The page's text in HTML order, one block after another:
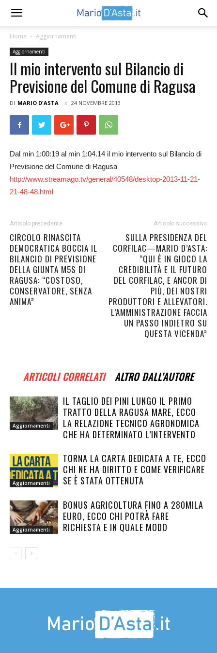
Home Aggiornamenti
Aggiornamenti
Il mio intervento sul Bilancio di
Previsione del Comune di Ragusa
DI MARIO D'ASTA 24 NOVEMBRE 2013
Dal min 1:00:19 al min 1:04.14 il mio intervento sul Bilancio di
Previsione del Comune di Ragusa
http://www.streamago.tv/general/40548/desktop-2013-11-21-
21-48-48.html
Articolo precedente
CIRCOLO RINASCITA
DEMOCRATICA BOCCIA IL
BILANCIO DI PREVISIONE
DELLA GIUNTA M5S DI
RAGUSA: “COSTOSO,
CONSERVATORE, SENZA
ANIMA”
Articolo successivo
SULLA PRESIDENZA DEL
CORFILAC—MARIO D’ASTA:
“QUI È IN GIOCO LA
CREDIBILITÀ E IL FUTURO
DEL CORFILAC, E ANCOR DI
PIÙ, DEI NOSTRI
PRODUTTORI E ALLEVATORI.
L’AMMINISTRAZIONE FACCIA
UN PASSO INDIETRO SU
QUESTA VICENDA”
ARTICOLI CORRELATI ALTRO DALL'AUTORE
Aggiornamenti
IL TAGLIO DEI PINI LUNGO IL PRIMO
TRATTO DELLA RAGUSA MARE, ECCO
LA RELAZIONE TECNICO AGRONOMICA
CHE HA DETERMINATO L’INTERVENTO
Aggiornamenti
TORNA LA CARTA DEDICATA A TE, ECCO
CHI NE HA DIRITTO E COME VERIFICARE
SE È STATA OTTENUTA
Aggiornamenti
BONUS AGRICOLTURA FINO A 280MILA
EURO, ECCO CHI POTRÀ FARE
RICHIESTA E IN QUALE MODO